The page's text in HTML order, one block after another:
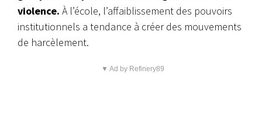
violence. À l’école, l’affaiblissement des pouvoirs
institutionnels a tendance à créer des mouvements
de harcèlement.
▼ Ad by Refinery89